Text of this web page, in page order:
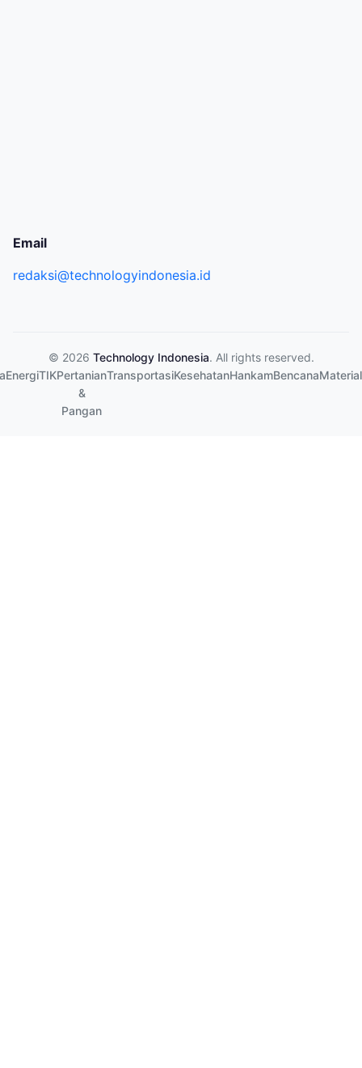
Email
redaksi@technologyindonesia.id
© 2026 Technology Indonesia. All rights reserved.
EnergiTIKPertanian
&
Pangan
TransportasiKesehatanHankamBencanaMaterial